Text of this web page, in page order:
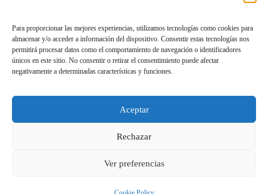
Para proporcionar las mejores experiencias, utilizamos tecnologías como cookies para
almacenar y/o acceder a información del dispositivo. Consentir estas tecnologías nos
permitirá procesar datos como el comportamiento de navegación o identificadores
únicos en este sitio. No consentir o retirar el consentimiento puede afectar
negativamente a determinadas características y funciones.
Aceptar
Rechazar
Ver preferencias
974 21 04 04
Política de Privacidad
Registro de Actividades de Tratamiento